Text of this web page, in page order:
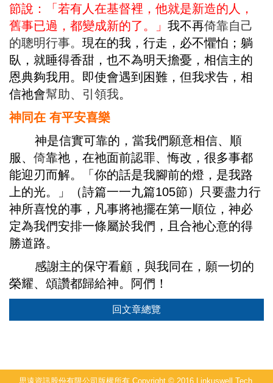
節說：「若有人在基督裡，他就是新造的人，
舊事已過，都變成新的了。」 我不再倚靠自己
的聰明行事。 現在的我，行走，必不懼怕；躺
臥，就睡得香甜，也不為明天擔憂，相信主的
恩典夠我用。即使會遇到困難，但我求告，相
信祂會幫助、引領我。
神同在 有平安喜樂
神是信實可靠的，當我們願意相信、順
服、 倚靠祂，在祂面前認罪、悔改，很多事都
能迎刃而解。「你的話是我腳前的燈，是我路
上的光。」（詩篇一一九篇105節）只要盡力行
神所喜悅的事，凡事將祂擺在第一順位，神必
定為我們安排一條屬於我們，且合祂心意的得
勝道路。
感謝主的保守看顧，與我同在，願一切的
榮耀、頌讚都歸給神。阿們！
回文章總覽
思遠資訊股份有限公司版權所有 Copyright © 2016 Linkuswell Tech.